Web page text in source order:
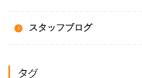
スタッフブログ
タグ